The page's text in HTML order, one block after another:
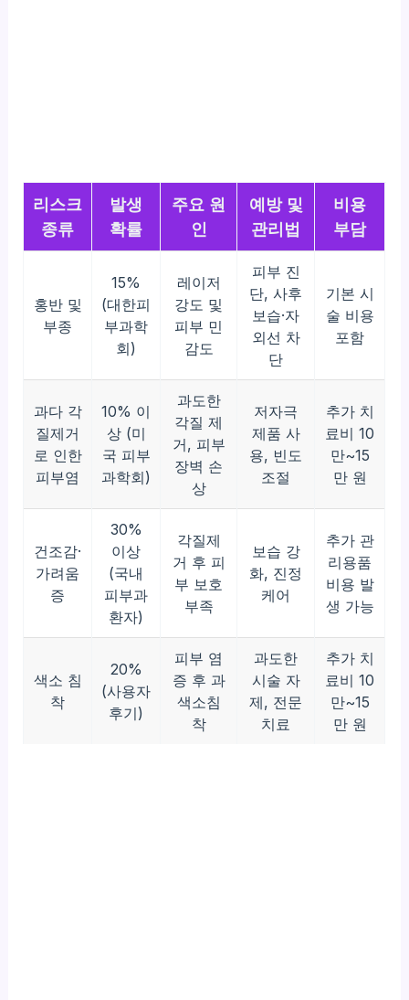
리스크
종류
발생
확률
주요 원
인
예방 및
관리법
비용
부담
홍반 및
부종
15%
(대한피
부과학
회)
레이저
강도 및
피부 민
감도
피부 진
단, 사후
보습·자
외선 차
단
기본 시
술 비용
포함
과다 각
질제거
로 인한
피부염
10% 이
상 (미
국 피부
과학회)
과도한
각질 제
거, 피부
장벽 손
상
저자극
제품 사
용, 빈도
조절
추가 치
료비 10
만~15
만 원
건조감·
가려움
증
30%
이상
(국내
피부과
환자)
각질제
거 후 피
부 보호
부족
보습 강
화, 진정
케어
추가 관
리용품
비용 발
생 가능
색소 침
착
20%
(사용자
후기)
피부 염
증 후 과
색소침
착
과도한
시술 자
제, 전문
치료
추가 치
료비 10
만~15
만 원